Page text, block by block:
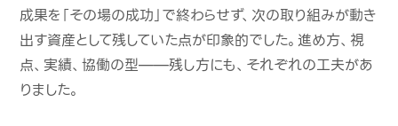
成果を「その場の成功」で終わらせず、次の取り組みが動き
出す資産として残していた点が印象的でした。進め方、視
点、実績、協働の型——残し方にも、それぞれの工夫があ
りました。